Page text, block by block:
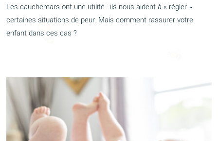
Les cauchemars ont une utilité : ils nous aident à « régler »
certaines situations de peur. Mais comment rassurer votre
enfant dans ces cas ?